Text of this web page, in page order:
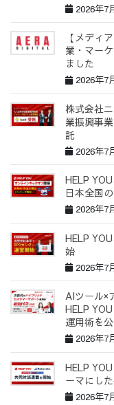
2026年7
【メディ
業・マー
ました
2026年7
株式会社
業振興事
託
2026年7
HELP
日本全国
2026年7
HELP
始
2026年7
AIツール×
HELP
運用術を
2026年7
HELP
ーマにし
2026年7